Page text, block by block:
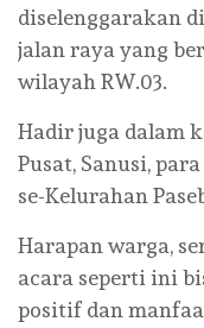
diselenggarakan
jalan raya yang
wilayah RW.03.
Hadir juga dalam
Pusat, Sanusi,
se-Kelurahan
Harapan warga,
acara seperti ini
positif dan